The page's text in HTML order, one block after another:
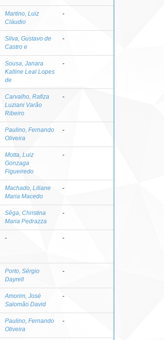
Martino, Luiz
Cláudio
-
Silva, Gustavo de
Castro e
-
Sousa, Janara
Kalline Leal Lopes
de
-
Carvalho, Rafiza
Luziani Varão
Ribeiro
-
Paulino, Fernando
Oliveira
-
Motta, Luiz
Gonzaga
Figueiredo
-
Machado, Liliane
Maria Macedo
-
Sêga, Christina
Maria Pedrazza
-
- -
Porto, Sérgio
Dayrell
-
Amorim, José
Salomão David
-
Paulino, Fernando
Oliveira
-